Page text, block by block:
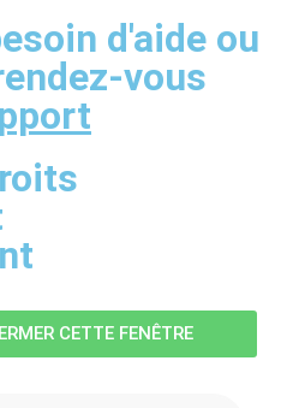
d'aide ou
vous
CETTE FENÊTRE